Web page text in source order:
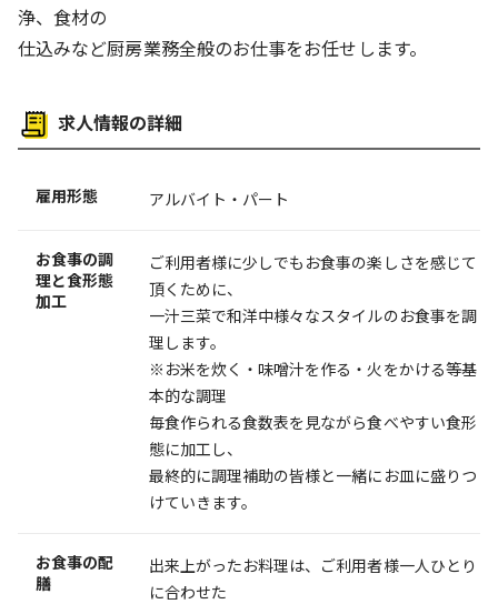
浄、食材の
仕込みなど厨房業務全般のお仕事をお任せします。
求人情報の詳細
雇用形態 アルバイト・パート
お食事の調
理と食形態
加工
ご利用者様に少しでもお食事の楽しさを感じて
頂くために、
一汁三菜で和洋中様々なスタイルのお食事を調
理します。
※お米を炊く・味噌汁を作る・火をかける等基
本的な調理
毎食作られる食数表を見ながら食べやすい食形
態に加工し、
最終的に調理補助の皆様と一緒にお皿に盛りつ
けていきます。
お食事の配
膳
出来上がったお料理は、ご利用者様一人ひとり
に合わせた